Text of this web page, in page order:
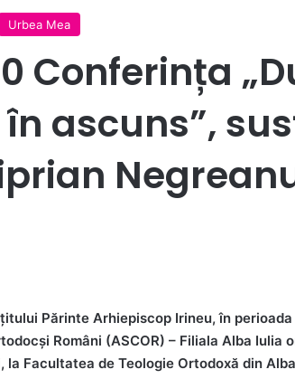
Urbea Mea
Conferința
în ascuns”,
Părinte Arhiepiscop Irineu, în
Români (ASCOR) – Filiala Alba Iulia
Facultatea de Teologie Ortodoxă din